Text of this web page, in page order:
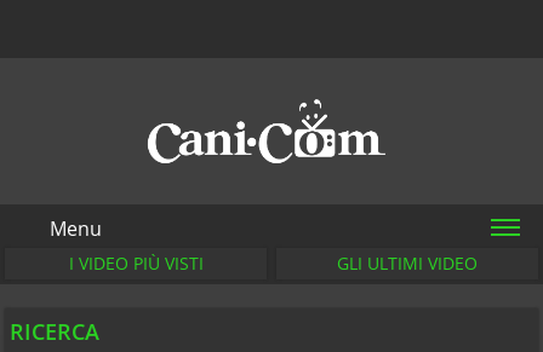
Menu
I VIDEO PIÙ VISTI GLI ULTIMI VIDEO
RICERCA